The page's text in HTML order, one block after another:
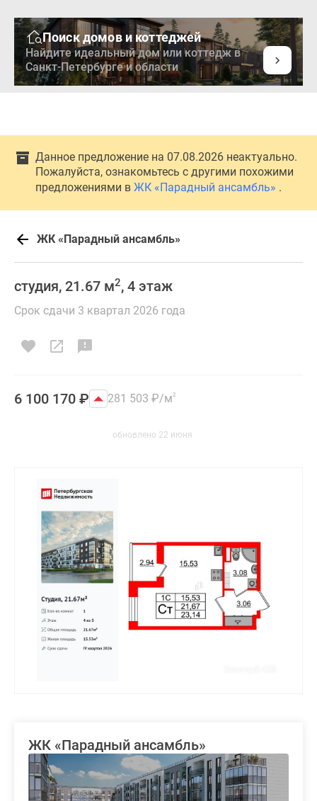
Поиск домов и коттеджей
Найдите идеальный дом или коттедж в
Санкт-Петербурге и области
Данное предложение на 07.08.2026 неактуально.
Пожалуйста, ознакомьтесь с другими похожими
предложениями в ЖК «Парадный ансамбль» .
ЖК «Парадный ансамбль»
студия, 21.67 м2, 4 этаж
Срок сдачи 3 квартал 2026 года
6 100 170 ₽ 281 503 ₽/м2
обновлено 22 июня
ЖК «Парадный ансамбль»